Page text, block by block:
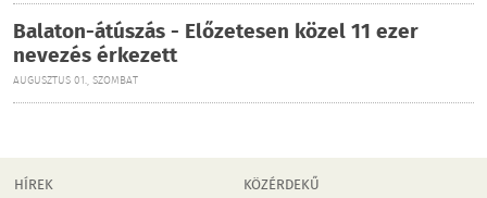
Balaton-átúszás - Előzetesen közel 11 ezer
nevezés érkezett
AUGUSZTUS 01., SZOMBAT
HÍREK
KÖZÉRDEKŰ